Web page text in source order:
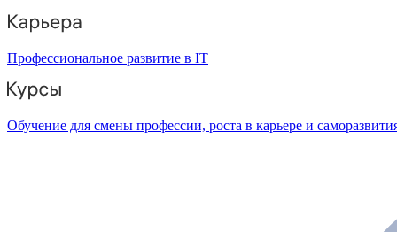
Профессиональное развитие в IT
Обучение для смены профессии, роста в карьере и